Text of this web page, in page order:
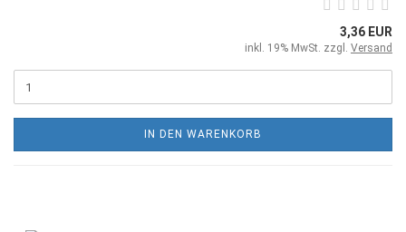
3,36 EUR
inkl. 19% MwSt. zzgl. Versand
IN DEN WARENKORB